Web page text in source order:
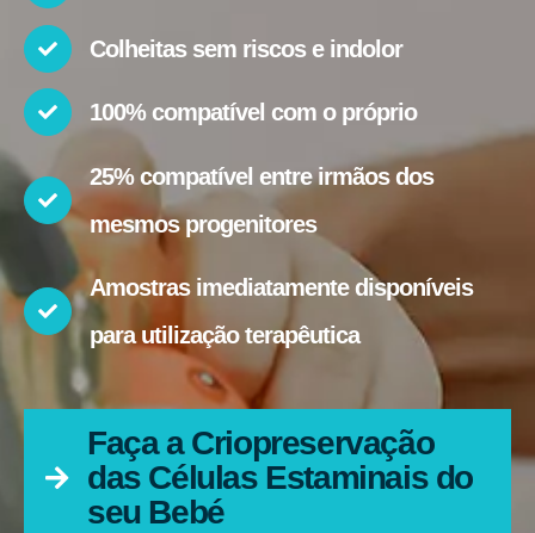
Colheitas sem riscos e indolor
100% compatível com o próprio
25% compatível entre irmãos dos
mesmos progenitores
Amostras imediatamente disponíveis
para utilização terapêutica
Faça a Criopreservação
das Células Estaminais do
seu Bebé